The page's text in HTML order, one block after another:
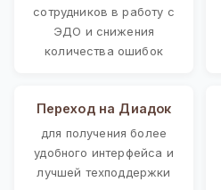
сотрудников в работу с
ЭДО и снижения
количества ошибок
Переход на Диадок
для получения более
удобного интерфейса и
лучшей техподдержки